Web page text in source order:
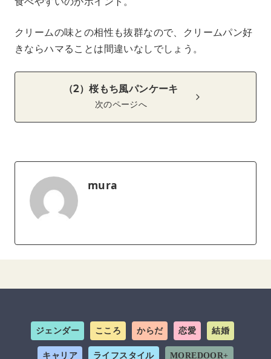
クリームの味との相性も抜群なので、クリームパン好
きならハマることは間違いなしでしょう。
（2）桜もち風パンケーキ
次のページへ
mura
ジェンダー こころ からだ 恋愛 結婚
キャリア ライフスタイル MOREDOOR+